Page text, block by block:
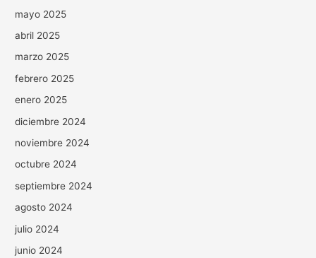
mayo 2025
abril 2025
marzo 2025
febrero 2025
enero 2025
diciembre 2024
noviembre 2024
octubre 2024
septiembre 2024
agosto 2024
julio 2024
junio 2024